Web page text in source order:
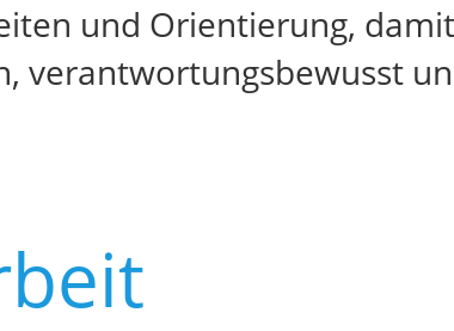
und Orientierung,
verantwortungsbewusst